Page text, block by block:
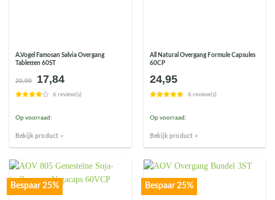
A.Vogel Famosan Salvia Overgang
Tabletten 60ST
20,99
Oorspronkelijke
prijs
was:
17,84Huidige
prijs
is:
6 review(s)
Op voorraad:
Bekijk product >
All Natural Overgang Formule Capsules
60CP
24,95
6 review(s)
Op voorraad:
Bekijk product >
Bespaar 25% Bespaar 25%